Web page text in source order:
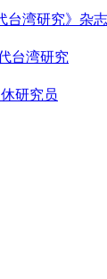
台湾研究》杂
台湾研究
研究员